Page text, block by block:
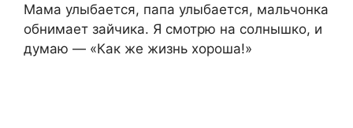
Мама улыбается, папа улыбается, мальчонка
обнимает зайчика. Я смотрю на солнышко, и
думаю — «Как же жизнь хороша!»